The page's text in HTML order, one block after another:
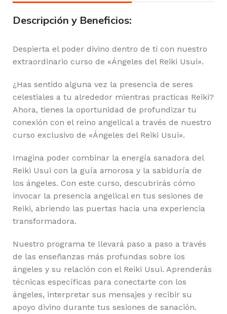
Descripción y Beneficios:
Despierta el poder divino dentro de ti con nuestro
extraordinario curso de «Ángeles del Reiki Usui».
¿Has sentido alguna vez la presencia de seres
celestiales a tu alrededor mientras practicas Reiki?
Ahora, tienes la oportunidad de profundizar tu
conexión con el reino angelical a través de nuestro
curso exclusivo de «Ángeles del Reiki Usui».
Imagina poder combinar la energía sanadora del
Reiki Usui con la guía amorosa y la sabiduría de
los ángeles. Con este curso, descubrirás cómo
invocar la presencia angelical en tus sesiones de
Reiki, abriendo las puertas hacia una experiencia
transformadora.
Nuestro programa te llevará paso a paso a través
de las enseñanzas más profundas sobre los
ángeles y su relación con el Reiki Usui. Aprenderás
técnicas específicas para conectarte con los
ángeles, interpretar sus mensajes y recibir su
apoyo divino durante tus sesiones de sanación.